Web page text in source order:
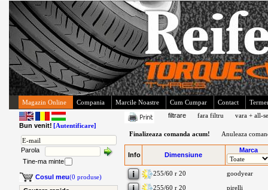
Magazin Online Compania Marcile Noastre Cum Cumpar Contact
Bun venit! [Autentificare]
Parola
Tine-ma minte
Cosul meu(0 produse)
filtrare fara filtru vara + all-
Finalizeaza comanda acum! Anuleaza
Info Dimensiune
Marca
255/60 r 20
goodyear
255/60 r 20
pirelli